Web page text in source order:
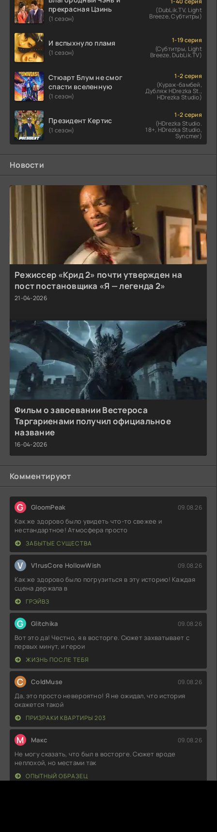
прекрасная Цзинь
(1 сезон)
(DubLik.TV, Light
Breeze, Субтитры)
И вспыхнуло пламя
(1 сезон)
1-19 серия
(Субтитры, Light
Breeze, DubLik.TV)
Стюарт Блум не смог
спасти вселенную
(1 сезон)
1-2 серия
(Кураж-бамбей,
Дубляж HDrezka St.,
HDrezka Studio)
Президент Кертис
(1 сезон)
1-2 серия
(HDrezka Studio.
18+, HDrezka Studio,
Syncmer)
Новости
Режиссер «Крид 2» почти утвержден на
пост постановщика «Я — легенда 2»
21-04-2026
Фильм о завоевании Вестероса
Таргариенами получил официальное
название
16-04-2026
Комментируют
G GloomPeak 09.08.26
Как же здорово было увидеть что-то свежее и
нестандартное! Атмосфера просто
ЗАБЫТЫЕ СУЩЕСТВА
V V1rusCore HollowWish 09.08.26
Как же здорово было погрузиться в эту историю! Каждая
сцена держала в
ГРЭЙВЗ
G Glitchika 09.08.26
Вот это да! Честно, я в восторге. Сюжет захватывает с
первых минут, и герои
ЖИЗНЬ ПОСЛЕ ТЕБЯ
C ColdMuse 09.08.26
Да, это просто невероятно! Я не ожидал, что история
окажется такой
ПРИЗРАКИ КВАРТИРЫ 203
М Макс 09.08.26
Не могу сказать, что был в восторге. Сюжет вроде
неплохой, но местами так
ОПЫТНЫЙ ОБРАЗЕЦ